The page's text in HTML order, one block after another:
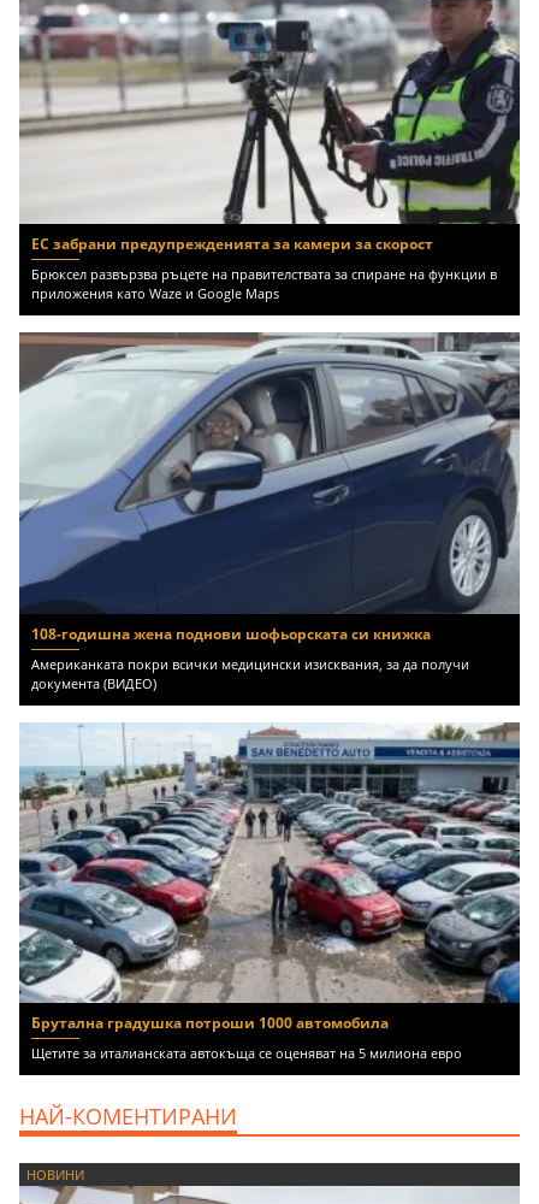
ЕС забрани предупрежденията за камери за скорост
Брюксел развързва ръцете на правителствата за спиране на функции в
приложения като Waze и Google Maps
108-годишна жена поднови шофьорската си книжка
Американката покри всички медицински изисквания, за да получи
документа (ВИДЕО)
Брутална градушка потроши 1000 автомобила
Щетите за италианската автокъща се оценяват на 5 милиона евро
НАЙ-КОМЕНТИРАНИ
НОВИНИ